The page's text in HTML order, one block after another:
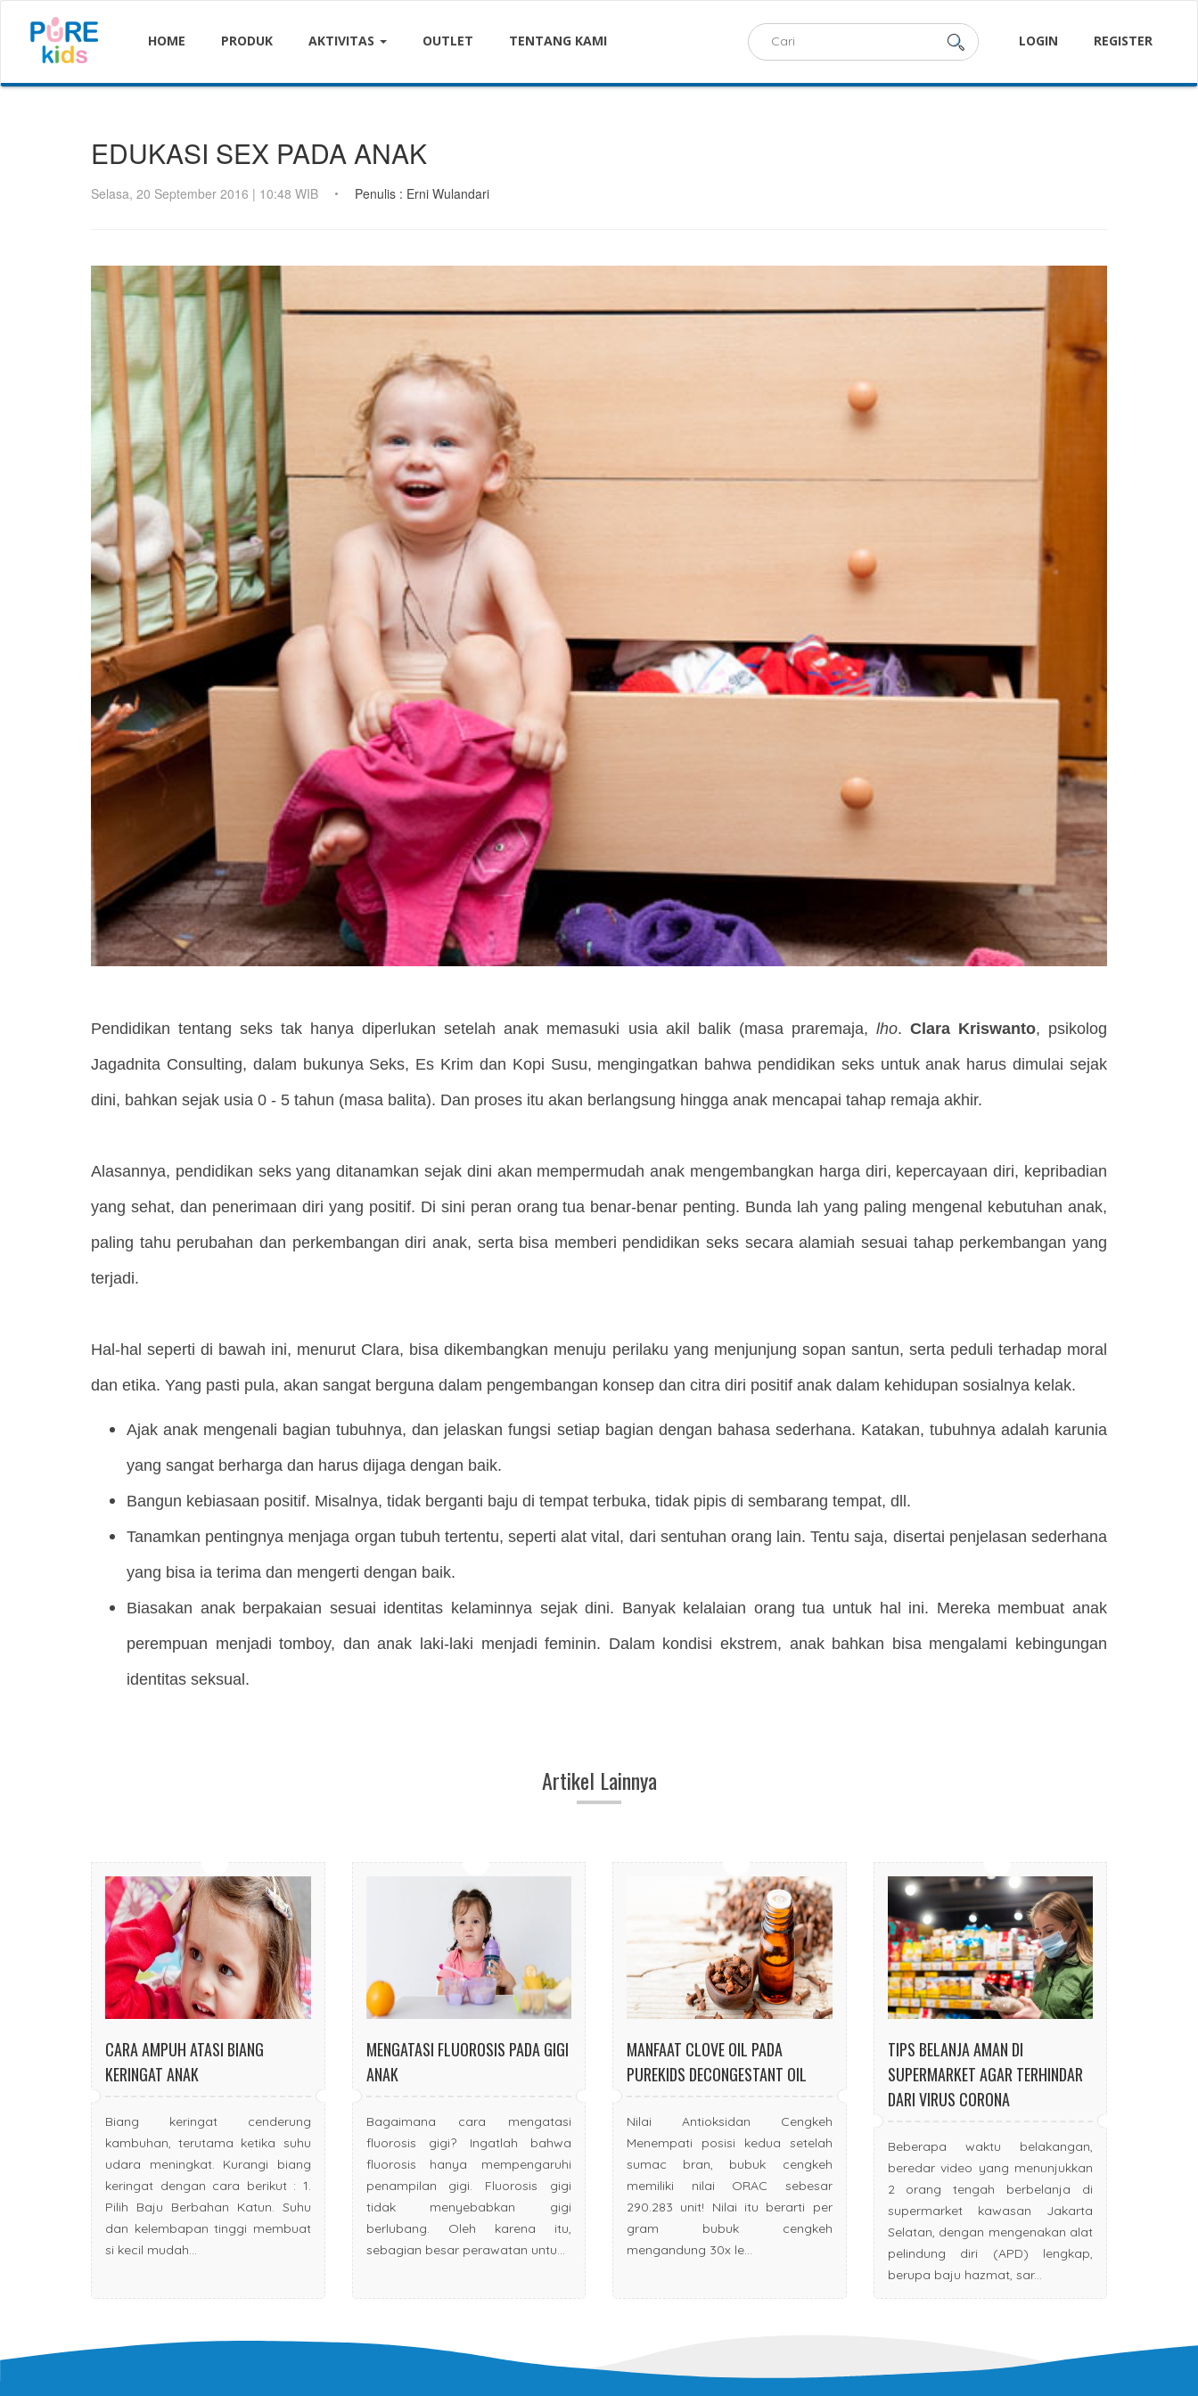
HOME PRODUK AKTIVITAS OUTLET TENTANG KAMI LOGIN REGISTER
EDUKASI SEX PADA ANAK
Selasa, 20 September 2016 | 10:48 WIB Penulis : Erni Wulandari
Pendidikan tentang seks tak hanya diperlukan setelah anak memasuki usia akil balik (masa praremaja, lho. Clara Kriswanto, psikolog
Jagadnita Consulting, dalam bukunya Seks, Es Krim dan Kopi Susu, mengingatkan bahwa pendidikan seks untuk anak harus dimulai sejak
dini, bahkan sejak usia 0 - 5 tahun (masa balita). Dan proses itu akan berlangsung hingga anak mencapai tahap remaja akhir.
Alasannya, pendidikan seks yang ditanamkan sejak dini akan mempermudah anak mengembangkan harga diri, kepercayaan diri, kepribadian
yang sehat, dan penerimaan diri yang positif. Di sini peran orang tua benar-benar penting. Bunda lah yang paling mengenal kebutuhan anak,
paling tahu perubahan dan perkembangan diri anak, serta bisa memberi pendidikan seks secara alamiah sesuai tahap perkembangan yang
terjadi.
Hal-hal seperti di bawah ini, menurut Clara, bisa dikembangkan menuju perilaku yang menjunjung sopan santun, serta peduli terhadap moral
dan etika. Yang pasti pula, akan sangat berguna dalam pengembangan konsep dan citra diri positif anak dalam kehidupan sosialnya kelak.
Ajak anak mengenali bagian tubuhnya, dan jelaskan fungsi setiap bagian dengan bahasa sederhana. Katakan, tubuhnya adalah karunia
yang sangat berharga dan harus dijaga dengan baik.
Bangun kebiasaan positif. Misalnya, tidak berganti baju di tempat terbuka, tidak pipis di sembarang tempat, dll.
Tanamkan pentingnya menjaga organ tubuh tertentu, seperti alat vital, dari sentuhan orang lain. Tentu saja, disertai penjelasan sederhana
yang bisa ia terima dan mengerti dengan baik.
Biasakan anak berpakaian sesuai identitas kelaminnya sejak dini. Banyak kelalaian orang tua untuk hal ini. Mereka membuat anak
perempuan menjadi tomboy, dan anak laki-laki menjadi feminin. Dalam kondisi ekstrem, anak bahkan bisa mengalami kebingungan
identitas seksual.
Artikel Lainnya
CARA AMPUH ATASI BIANG
KERINGAT ANAK
Biang keringat cenderung
kambuhan, terutama ketika suhu
udara meningkat. Kurangi biang
keringat dengan cara berikut : 1.
Pilih Baju Berbahan Katun. Suhu
dan kelembapan tinggi membuat
si kecil mudah...
MENGATASI FLUOROSIS PADA GIGI
ANAK
Bagaimana cara mengatasi
fluorosis gigi? Ingatlah bahwa
fluorosis hanya mempengaruhi
penampilan gigi. Fluorosis gigi
tidak menyebabkan gigi
berlubang. Oleh karena itu,
sebagian besar perawatan untu...
MANFAAT CLOVE OIL PADA
PUREKIDS DECONGESTANT OIL
Nilai Antioksidan Cengkeh
Menempati posisi kedua setelah
sumac bran, bubuk cengkeh
memiliki nilai ORAC sebesar
290.283 unit! Nilai itu berarti per
gram bubuk cengkeh
mengandung 30x le...
TIPS BELANJA AMAN DI
SUPERMARKET AGAR TERHINDAR
DARI VIRUS CORONA
Beberapa waktu belakangan,
beredar video yang menunjukkan
2 orang tengah berbelanja di
supermarket kawasan Jakarta
Selatan, dengan mengenakan alat
pelindung diri (APD) lengkap,
berupa baju hazmat, sar...